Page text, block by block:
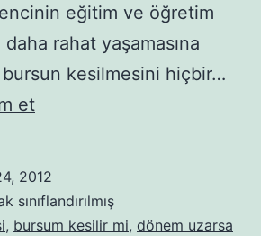
eğitim ve öğretim
rahat yaşamasına
bursun kesilmesini hiçbir…
etDönem
Kesilir
Mi?
2012
sınıflandırılmış
, bursum kesilir mi, dönem uzarsa